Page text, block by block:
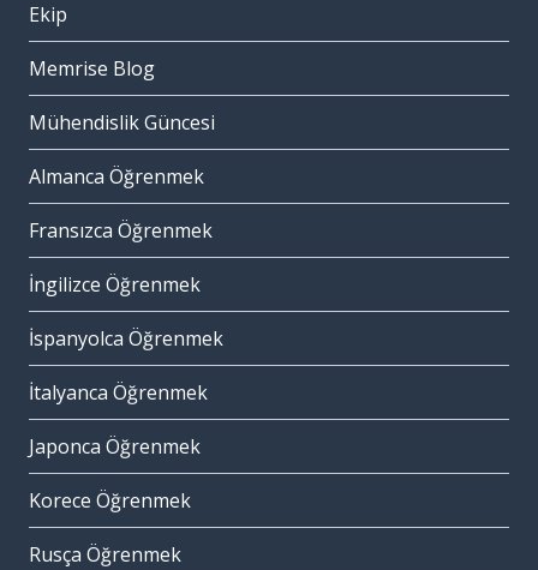
Ekip
Memrise Blog
Mühendislik Güncesi
Almanca Öğrenmek
Fransızca Öğrenmek
İngilizce Öğrenmek
İspanyolca Öğrenmek
İtalyanca Öğrenmek
Japonca Öğrenmek
Korece Öğrenmek
Rusça Öğrenmek